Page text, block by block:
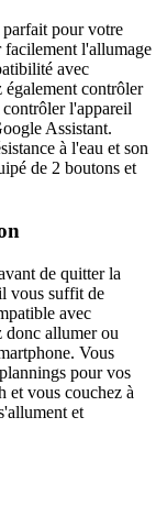
pour votre
facilement l'allumage
avec
contrôler
l'appareil
Assistant.
à l'eau et son
de 2 boutons et
de quitter la
vous suffit de
avec
allumer ou
Vous
pour vos
et vous couchez à
et